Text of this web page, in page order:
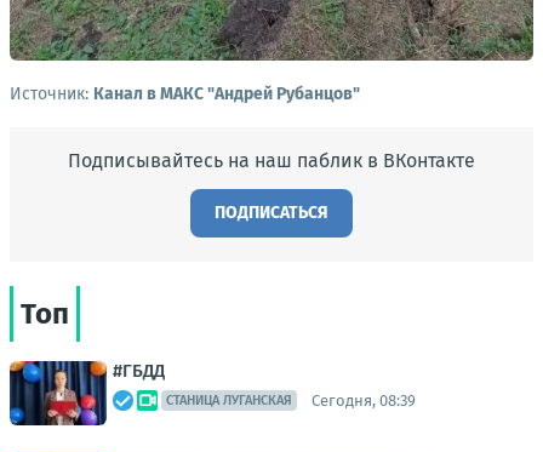
Источник: Канал в МАКС "Андрей Рубанцов"
Подписывайтесь на наш паблик в ВКонтакте
ПОДПИСАТЬСЯ
Топ
#ГБДД
СТАНИЦА ЛУГАНСКАЯ Сегодня, 08:39